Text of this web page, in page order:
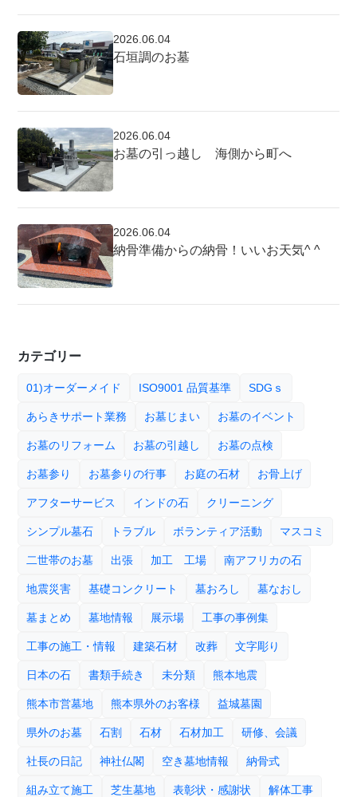
2026.06.04
石垣調のお墓
2026.06.04
お墓の引っ越し 海側から町へ
2026.06.04
納骨準備からの納骨！いいお天気^ ^
カテゴリー
01)オーダーメイド ISO9001 品質基準 SDGｓ
あらきサポート業務 お墓じまい お墓のイベント
お墓のリフォーム お墓の引越し お墓の点検
お墓参り お墓参りの行事 お庭の石材 お骨上げ
アフターサービス インドの石 クリーニング
シンプル墓石 トラブル ボランティア活動 マスコミ
二世帯のお墓 出張 加工 工場 南アフリカの石
地震災害 基礎コンクリート 墓おろし 墓なおし
墓まとめ 墓地情報 展示場 工事の事例集
工事の施工・情報 建築石材 改葬 文字彫り
日本の石 書類手続き 未分類 熊本地震
熊本市営墓地 熊本県外のお客様 益城墓園
県外のお墓 石割 石材 石材加工 研修、会議
社長の日記 神社仏閣 空き墓地情報 納骨式
組み立て施工 芝生墓地 表彰状・感謝状 解体工事